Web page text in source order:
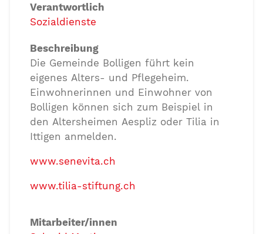
Verantwortlich
Sozialdienste
Beschreibung
Die Gemeinde Bolligen führt kein
eigenes Alters- und Pflegeheim.
Einwohnerinnen und Einwohner von
Bolligen können sich zum Beispiel in
den Altersheimen Aespliz oder Tilia in
Ittigen anmelden.
www.senevita.ch
www.tilia-stiftung.ch
Mitarbeiter/innen